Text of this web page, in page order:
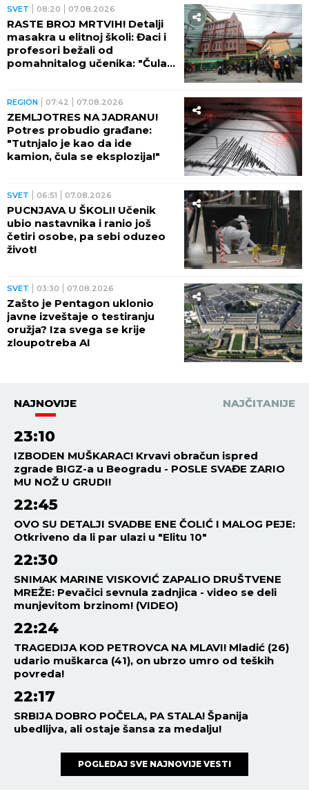
SVET 08:20 07.08.2026
RASTE BROJ MRTVIH! Detalji
masakra u elitnoj školi: Đaci i
profesori bežali od
pomahnitalog učenika: "Čula
REGION 07:42 07.08.2026
ZEMLJOTRES NA JADRANU!
Potres probudio građane:
"Tutnjalo je kao da ide
kamion, čula se eksplozija!"
SVET 06:51 07.08.2026
PUCNJAVA U ŠKOLI! Učenik
ubio nastavnika i ranio još
četiri osobe, pa sebi oduzeo
život!
SVET 03:30 07.08.2026
Zašto je Pentagon uklonio
javne izveštaje o testiranju
oružja? Iza svega se krije
zloupotreba AI
NAJNOVIJE NAJČITANIJE
23:10
IZBODEN MUŠKARAC! Krvavi obračun ispred
zgrade BIGZ-a u Beogradu - POSLE SVAĐE ZARIO
MU NOŽ U GRUDI!
22:45
OVO SU DETALJI SVADBE ENE ČOLIĆ I MALOG PEJE:
Otkriveno da li par ulazi u "Elitu 10"
22:30
SNIMAK MARINE VISKOVIĆ ZAPALIO DRUŠTVENE
MREŽE: Pevačici sevnula zadnjica - video se deli
munjevitom brzinom! (VIDEO)
22:24
TRAGEDIJA KOD PETROVCA NA MLAVI! Mladić (26)
udario muškarca (41), on ubrzo umro od teških
povreda!
22:17
SRBIJA DOBRO POČELA, PA STALA! Španija
ubedlijva, ali ostaje šansa za medalju!
POGLEDAJ SVE NAJNOVIJE VESTI